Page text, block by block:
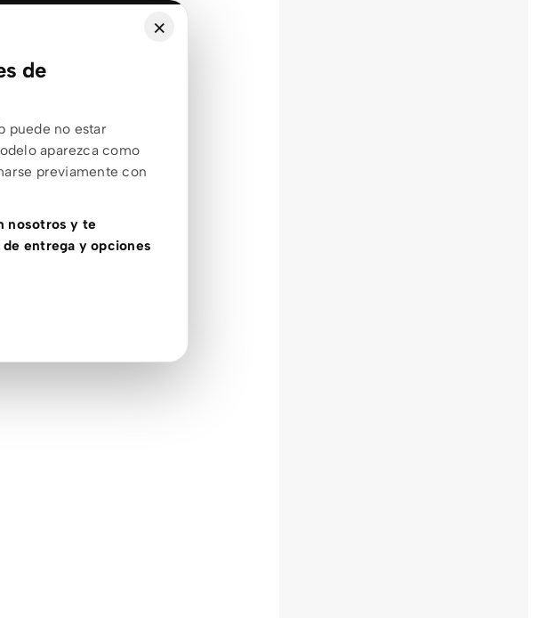
fabricante sin previo aviso
×
de
puede no estar
aparezca como
previamente con
nosotros y te
entrega y opciones